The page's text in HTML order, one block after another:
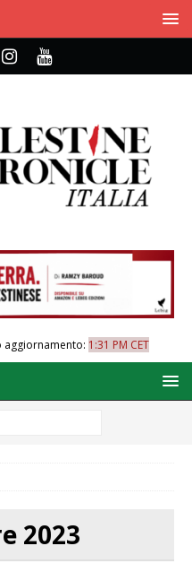
aggiornamento: 1:31 PM CET
2023